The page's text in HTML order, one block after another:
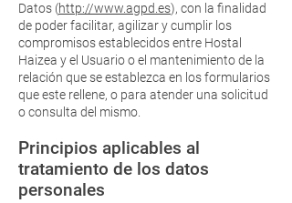
Datos (http://www.agpd.es), con la finalidad
de poder facilitar, agilizar y cumplir los
compromisos establecidos entre Hostal
Haizea y el Usuario o el mantenimiento de la
relación que se establezca en los formularios
que este rellene, o para atender una solicitud
o consulta del mismo.
Principios aplicables al
tratamiento de los datos
personales